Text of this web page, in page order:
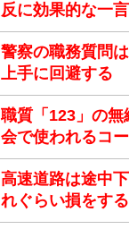
反に効果的な一言
警察の職務質問
上手に回避する
職質「123」の無
会で使われるコ
高速道路は途中
れぐらい損をする